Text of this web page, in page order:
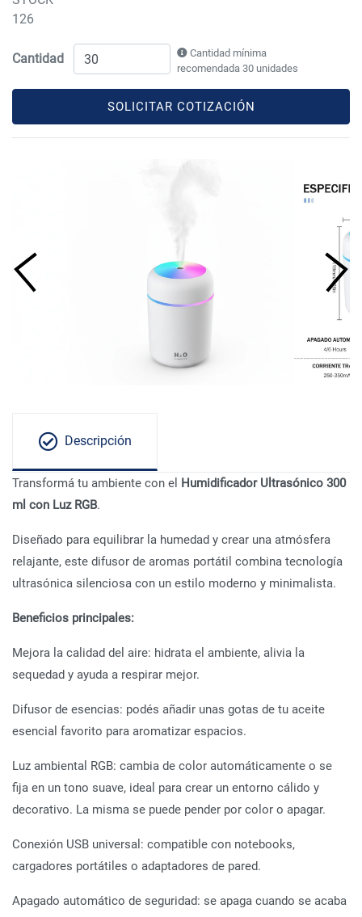
126
Cantidad
Cantidad mínima
recomendada 30 unidades
SOLICITAR COTIZACIÓN
Descripción
Transformá tu ambiente con el
Humidificador Ultrasónico 300
ml con Luz RGB.
Diseñado para equilibrar la humedad y crear una atmósfera
relajante, este difusor de aromas portátil combina tecnología
ultrasónica silenciosa con un estilo moderno y minimalista.
Beneficios principales:
Mejora la calidad del aire: hidrata el ambiente, alivia la
sequedad y ayuda a respirar mejor.
Difusor de esencias: podés añadir unas gotas de tu aceite
esencial favorito para aromatizar espacios.
Luz ambiental RGB: cambia de color automáticamente o se
fija en un tono suave, ideal para crear un entorno cálido y
decorativo. La misma se puede pender por color o apagar.
Conexión USB universal: compatible con notebooks,
cargadores portátiles o adaptadores de pared.
Apagado automático de seguridad: se apaga cuando se acaba